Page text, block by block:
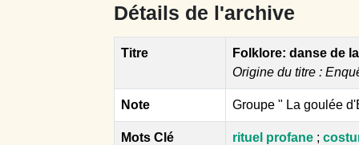
Détails de l'archive
Titre
Folklore: danse de
Origine du titre :
Note Groupe " La goulée
Mots Clé rituel profane ;